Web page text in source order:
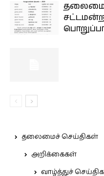
தலைமை
தலைமைச் செய்திகள்
அறிக்கைகள்
வாழ்த்துச்